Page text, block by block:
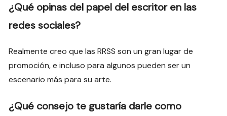
¿Qué opinas del papel del escritor en las
redes sociales?
Realmente creo que las RRSS son un gran lugar de
promoción, e incluso para algunos pueden ser un
escenario más para su arte.
¿Qué consejo te gustaría darle como